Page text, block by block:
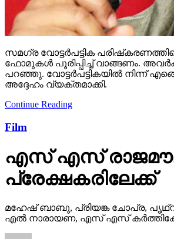
സമഗ്ര വോട്ടര്‍പട്ടിക
ഫോമുകള്‍ പൂരിപ്പിച്ച് വാങ്ങണം.
പറഞ്ഞു. വോട്ടര്‍പട്ടികയില്‍ നിന്ന്
അദ്ദേഹം വ്യക്തമാക്കി.
Continue Reading
Film
എസ് എസ്
പ്രേക്ഷകരിലേക്ക്
മഹേഷ് ബാബു, പ്രിയങ്ക ചോപ്ര,
എൽ നാരായണ, എസ് എസ് കർത്തികേയ